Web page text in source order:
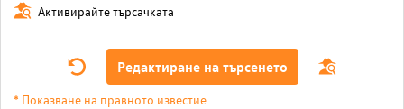
Активирайте търсачката
Редактиране на търсенето
* Показване на правното известие